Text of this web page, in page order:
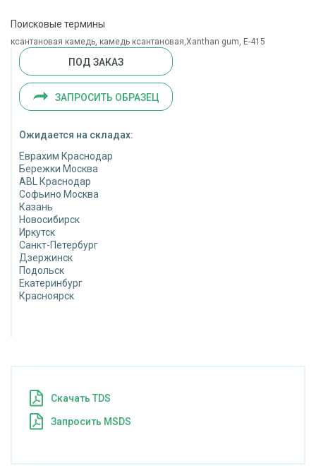
Поисковые термины
ксантановая камедь, камедь ксантановая,Xanthan gum, Е-415
ПОД ЗАКАЗ
ЗАПРОСИТЬ ОБРАЗЕЦ
Ожидается на складах:
Еврахим Краснодар
Бережки Москва
ABL Краснодар
Софьино Москва
Казань
Новосибирск
Иркутск
Санкт-Петербург
Дзержинск
Подольск
Екатеринбург
Красноярск
Cкачать TDS
Запросить MSDS